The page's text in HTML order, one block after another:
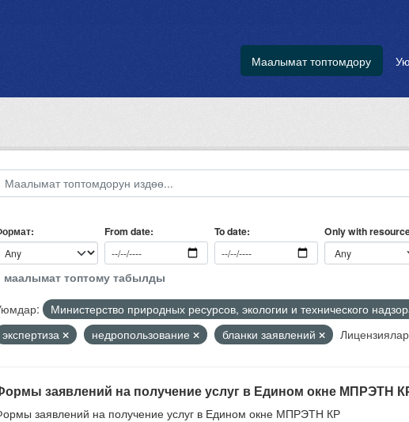
Маалымат топтомдору
From date To date Only with
маалымат топтому табылды
Министерство природных ресурсов, экологии и технического
экспертиза
недропользование бланки заявлений
заявлений на получение услуг в Едином окне МПРЭТН
заявлений на получение услуг в Едином окне МПРЭТН КР